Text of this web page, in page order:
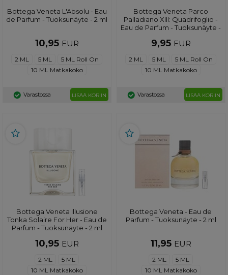
Bottega Veneta L'Absolu - Eau
de Parfum - Tuoksunäyte - 2 ml
10,95 EUR
2 ML 5 ML
5 ML Roll On
10 ML Matkakoko
Varastossa LISÄÄ KORIIN
Bottega Veneta Parco
Palladiano XIII: Quadrifoglio -
Eau de Parfum - Tuoksunäyte -
9,95 EUR
2 ML 5 ML
5 ML Roll On
10 ML Matkakoko
Varastossa LISÄÄ KORIIN
Bottega Veneta Illusione
Tonka Solaire For Her - Eau de
Parfum - Tuoksunäyte - 2 ml
10,95 EUR
2 ML
5 ML
10 ML Matkakoko
Bottega Veneta - Eau de
Parfum - Tuoksunäyte - 2 ml
11,95 EUR
2 ML
5 ML
10 ML Matkakoko